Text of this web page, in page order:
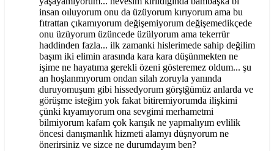
insan oıluyorum onu da üzüyorum kırıyorum ama bu
fıtrattan çıkamıyorum değişemiyorum değişemedikçede
onu üzüyorum üzüncede üzülyorum ama tekerrür
haddinden fazla... ilk zamanki hislerimede sahip değilim
başım iki elimin arasında kara kara düşünmekten ne
işime ne hayatıma gerekli özeni gösteremez oldum... şu
an hoşlanmıyorum ondan silah zoruyla yanında
duruyomuşum gibi hissedyorum görştğümüz anlarda ve
görüşme isteğim yok fakat bitiremiyorumda ilişkimi
çünki kıyamıyorum ona sevgimi merhametmi
bilmiyorum kafam çok karışık ne yapmalıyım evlilik
öncesi danışmanlık hizmeti alamyı düşnyorum ne
önerirsiniz ve sizce ne durumdayım ben?